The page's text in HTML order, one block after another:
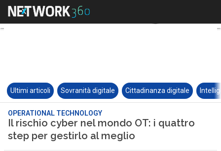
Ultimi articoli Sovranità digitale Cittadinanza digitale
OPERATIONAL TECHNOLOGY
Il rischio cyber nel mondo OT: i quattro
step per gestirlo al meglio